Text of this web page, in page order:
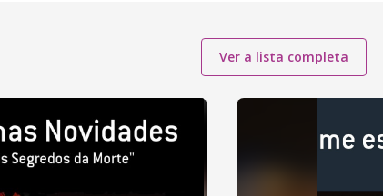
Ver a lista completa